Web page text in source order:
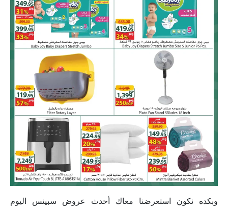
وبكده نكون استعرضنا معاك أحدث عروض سبينس اليوم